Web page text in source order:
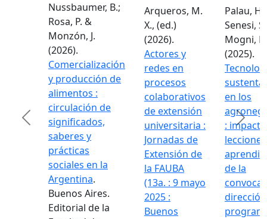
Nussbaumer, B.;
Rosa, P. &
Monzón, J.
(2026).
Comercialización
y producción de
alimentos :
circulación de
significados,
saberes y
prácticas
sociales en la
Argentina.
Buenos Aires.
Editorial de la
Arqueros, M.
X., (ed.)
(2026).
Actores y
redes en
procesos
colaborativos
de extensión
universitaria :
Jornadas de
Extensión de
la FAUBA
(13a. : 9 mayo
2025 :
Buenos
Palau, H.;
Senesi,
Mogni, F.
(2025).
en los
:
lecciones
de la
Previous Next